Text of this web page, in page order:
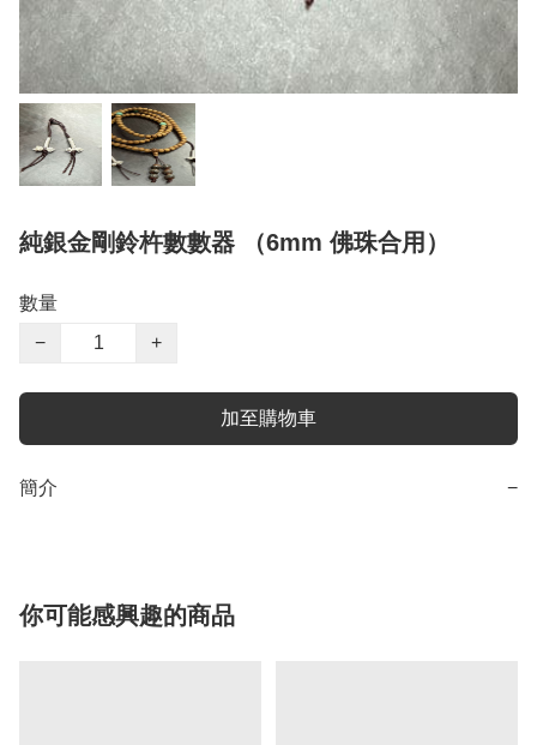
純銀金剛鈴杵數數器 （6mm 佛珠合用）
數量
−
+
加至購物車
簡介 −
你可能感興趣的商品